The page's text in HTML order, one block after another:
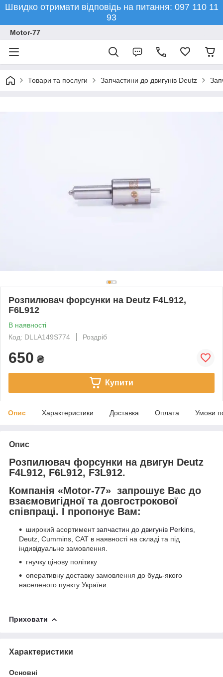
Швидко отримати відповідь на питання: 097 110 11
93
Motor-77
Товари та послуги Запчастини до двигунів Deutz
Розпилювач форсунки на Deutz F4L912,
F6L912
В наявності
Код: DLLA149S774
Роздріб
650 ₴
Купити
Опис Характеристики Доставка Оплата Умови
Опис
Розпилювач форсунки на двигун Deutz
F4L912, F6L912, F3L912.
Компанія «Motor-77» запрошує Вас до
взаємовигідної та довгострокової
співпраці. І пропонує Вам:
широкий асортиментзапчастин до двигунів Perkins
Deutz, Cummins, CAT в наявності на складі та під
індивідуальне замовлення.
гнучку цінову політику
оперативну доставку замовлення до будь-якого
населеного пункту України.
Приховати
Характеристики
Основні